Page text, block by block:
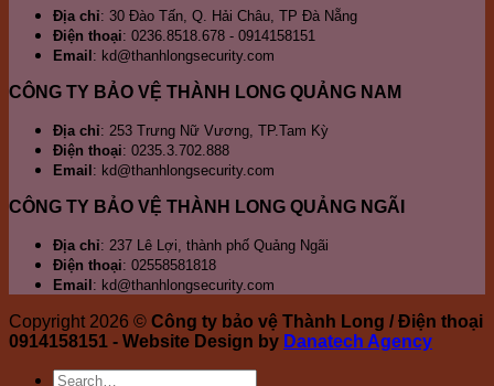
Địa chỉ: 30 Đào Tấn, Q. Hải Châu, TP Đà Nẵng
Điện thoại: 0236.8518.678 - 0914158151
Email : kd@thanhlongsecurity.com
CÔNG TY BẢO VỆ THÀNH LONG QUẢNG NAM
Địa chỉ: 253 Trưng Nữ Vương, TP.Tam Kỳ
Điện thoại: 0235.3.702.888
Email : kd@thanhlongsecurity.com
CÔNG TY BẢO VỆ THÀNH LONG QUẢNG NGÃI
Địa chỉ: 237 Lê Lợi, thành phố Quảng Ngãi
Điện thoại: 02558581818
Email : kd@thanhlongsecurity.com
Copyright 2026 © Công ty bảo vệ Thành Long / Điện thoại
0914158151 - Website Design by Danatech Agency